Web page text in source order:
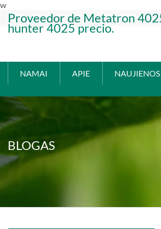
w
Proveedor de Metatron
hunter 4025 precio.
NAMAI
APIE
NAUJIENOS
BLOGAS